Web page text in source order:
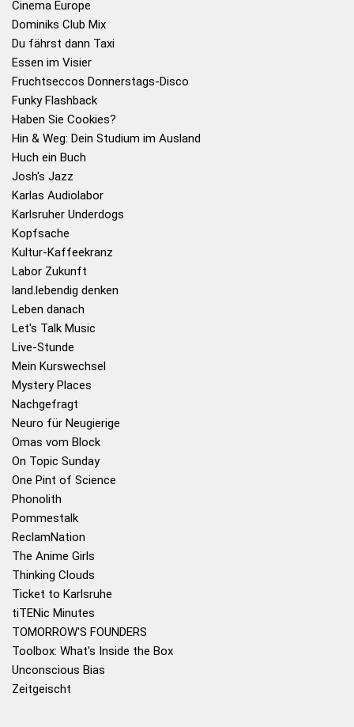
Cinema Europe
Dominiks Club Mix
Du fährst dann Taxi
Essen im Visier
Fruchtseccos Donnerstags-Disco
Funky Flashback
Haben Sie Cookies?
Hin & Weg: Dein Studium im Ausland
Huch ein Buch
Josh's Jazz
Karlas Audiolabor
Karlsruher Underdogs
Kopfsache
Kultur-Kaffeekranz
Labor Zukunft
land.lebendig denken
Leben danach
Let's Talk Music
Live-Stunde
Mein Kurswechsel
Mystery Places
Nachgefragt
Neuro für Neugierige
Omas vom Block
On Topic Sunday
One Pint of Science
Phonolith
Pommestalk
ReclamNation
The Anime Girls
Thinking Clouds
Ticket to Karlsruhe
tiTENic Minutes
TOMORROW'S FOUNDERS
Toolbox: What's Inside the Box
Unconscious Bias
Zeitgeischt